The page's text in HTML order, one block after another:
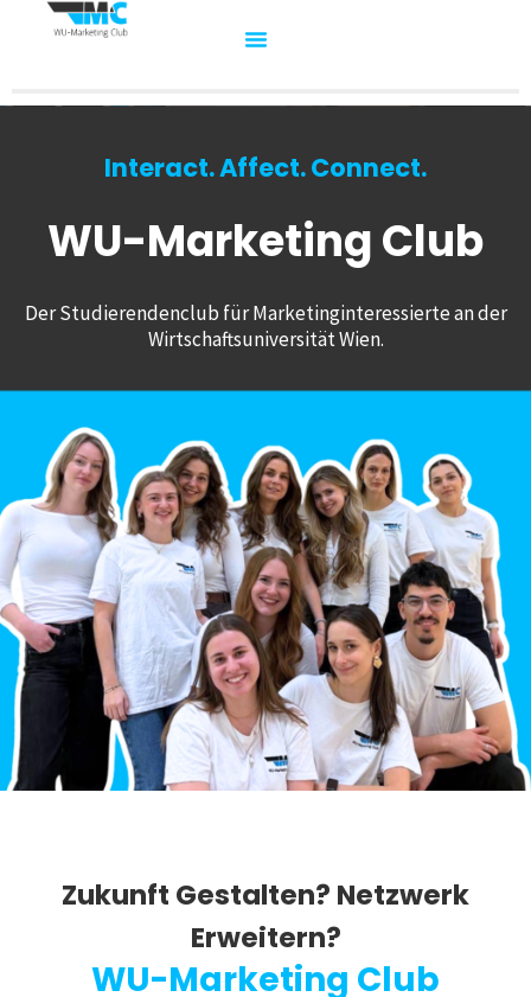
Interact. Affect. Connect.
WU-Marketing Club
Der Studierendenclub für Marketinginteressierte an der
Wirtschaftsuniversität Wien.
Zukunft Gestalten? Netzwerk
Erweitern?
WU-Marketing Club